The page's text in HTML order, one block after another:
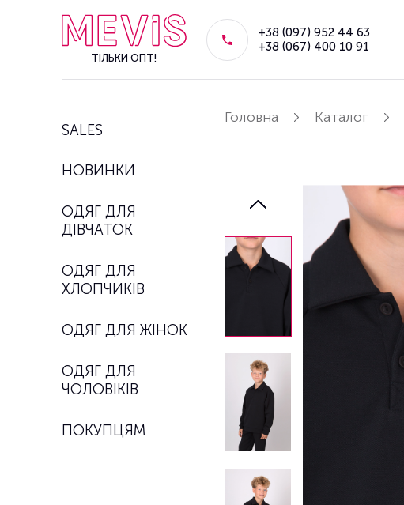
ТІЛЬКИ ОПТ!
+38 (097) 952 44 63
+38 (067) 400 10 91
SALES
НОВИНКИ
ОДЯГ ДЛЯ
ДІВЧАТОК
ОДЯГ ДЛЯ
ХЛОПЧИКІВ
ОДЯГ ДЛЯ ЖІНОК
ОДЯГ ДЛЯ
ЧОЛОВІКІВ
ПОКУПЦЯМ
Головна Каталог